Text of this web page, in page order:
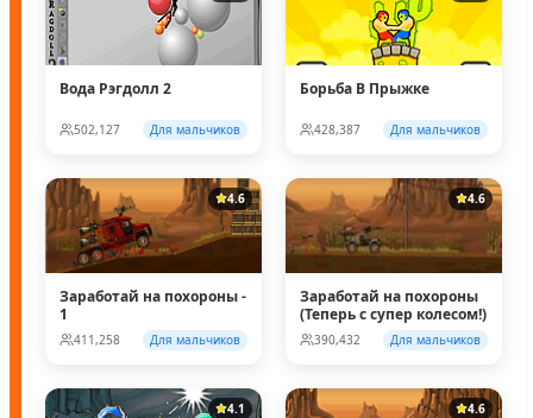
Вода Рэгдолл 2
502,127 Для мальчиков
Борьба В Прыжке
428,387 Для мальчиков
4.6
Заработай на похороны -
1
411,258 Для мальчиков
4.6
Заработай на похороны
(Теперь с супер колесом!)
390,432 Для мальчиков
4.1 4.6